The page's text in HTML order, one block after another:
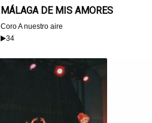
MÁLAGA DE MIS AMORES
Coro A nuestro aire
34